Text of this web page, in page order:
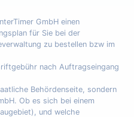
GmbH einen
für Sie bei der
zu bestellen bzw im
nach Auftragseingang
Behördenseite, sondern
Ob es sich bei einem
und welche